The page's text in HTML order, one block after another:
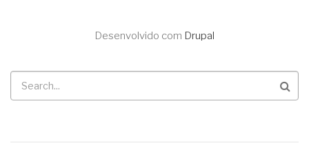
NAVEGAÇÃO
Desenvolvido com Drupal